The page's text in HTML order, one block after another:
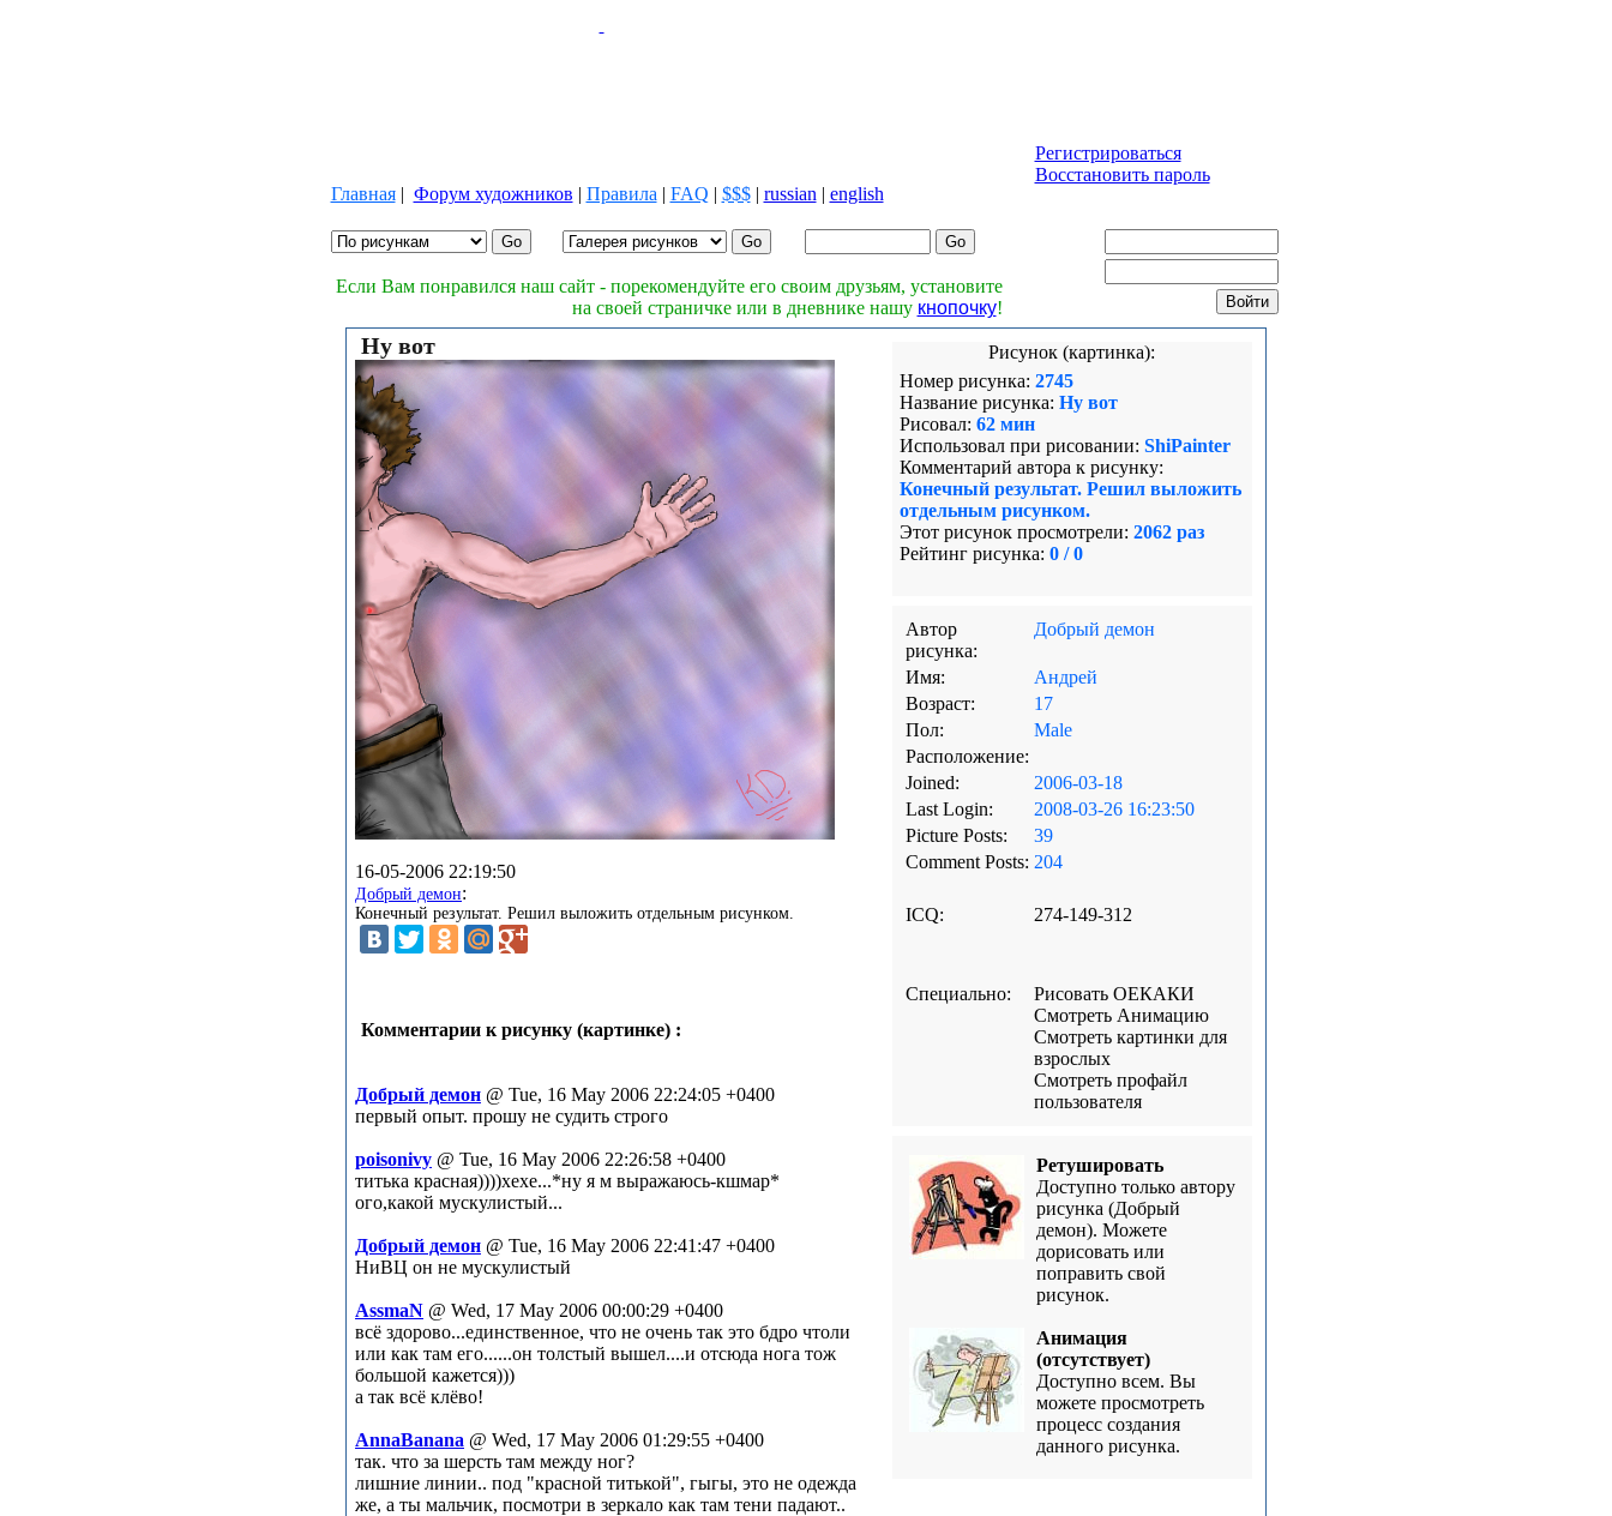
Главная| Форум художников | Правила | FAQ | $$$| russian | english
Регистрироваться
Восстановить пароль
Если Вам понравился наш сайт - порекомендуйте его своим друзьям, установите
на своей страничке или в дневнике нашу кнопочку!
Ну вот
16-05-2006 22:19:50
Добрый демон:
Конечный результат. Решил выложить отдельным рисунком.
Комментарии к рисунку (картинке) :
Добрый демон @ Tue, 16 May 2006 22:24:05 +0400
первый опыт. прошу не судить строго
poisonivy @ Tue, 16 May 2006 22:26:58 +0400
титька красная))))хехе...*ну я м выражаюсь-кшмар*
ого,какой мускулистый...
Добрый демон @ Tue, 16 May 2006 22:41:47 +0400
НиВЦ он не мускулистый
AssmaN @ Wed, 17 May 2006 00:00:29 +0400
всё здорово...единственное, что не очень так это бдро чтоли
или как там его......он толстый вышел....и отсюда нога тож
большой кажется)))
а так всё клёво!
AnnaBanana @ Wed, 17 May 2006 01:29:55 +0400
так. что за шерсть там между ног?
лишние линии.. под "красной титькой", гыгы, это не одежда
же, а ты мальчик, посмотри в зеркало как там тени падают..
Рисунок (картинка):
Номер рисунка: 2745
Название рисунка: Ну вот
Рисовал: 62 мин
Использовал при рисовании: ShiPainter
Комментарий автора к рисунку:
Конечный результат. Решил выложить
отдельным рисунком.
Этот рисунок просмотрели: 2062 раз
Рейтинг рисунка: 0 / 0
Автор
рисунка:
Добрый демон
Имя:
Андрей
Возраст:
17
Пол:
Male
Расположение:
Joined:
2006-03-18
Last Login:
2008-03-26 16:23:50
Picture Posts:
39
Comment Posts: 204
ICQ: 274-149-312
Специально:
Рисовать ОЕКАКИ
Смотреть Анимацию
Смотреть картинки для
взрослых
Смотреть профайл
пользователя
Ретушировать
Доступно только автору
рисунка (Добрый
демон). Можете
дорисовать или
поправить свой
рисунок.
Анимация
(отсутствует)
Доступно всем. Вы
можете просмотреть
процесс создания
данного рисунка.